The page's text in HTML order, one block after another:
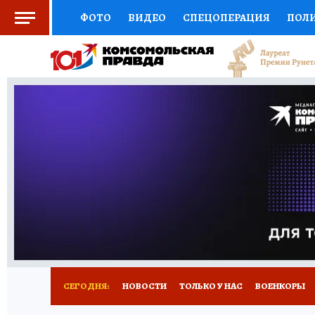
ФОТО ВИДЕО СПЕЦОПЕРАЦИЯ
СОЦПОДДЕРЖКА НАУКА СПОРТ
ВЫБОР ЭКСПЕРТОВ ДОКТОР
ПРОГНОЗЫ НА СПОРТ
НОВОЕ
СЕГОДНЯ: НОВОСТИ ТОЛЬКО У НАС ВОЕНКОРЫ